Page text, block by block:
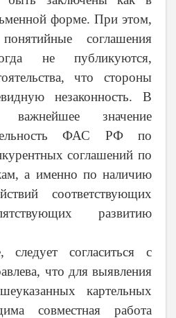
форме. При этом,
соглашения
не публикуются,
что стороны
незаконность. В
важнейшее значение
ФАС РФ по
соглашений по
а именно по наличию
соответствующих
развитию
согласиться с
что для выявления
картельных
совместная работа